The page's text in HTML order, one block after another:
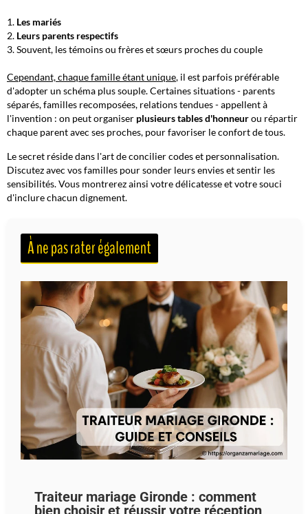
Les mariés
Leurs parents respectifs
Souvent, les témoins ou frères et sœurs proches du couple
Cependant, chaque famille étant unique, il est parfois préférable
d'adopter un schéma plus souple. Certaines situations - parents
séparés, familles recomposées, relations tendues - appellent à
l'invention : on peut organiser plusieurs tables d'honneurou répartir
chaque parent avec ses proches, pour favoriser le confort de tous.
Le secret réside dans l'art de concilier codes et personnalisation.
Discutez avec vos familles pour sonder leurs envies et sentir les
sensibilités. Vous montrerez ainsi votre délicatesse et votre souci
d'inclure chacun dignement.
À ne pas rater également
Traiteur mariage Gironde : comment